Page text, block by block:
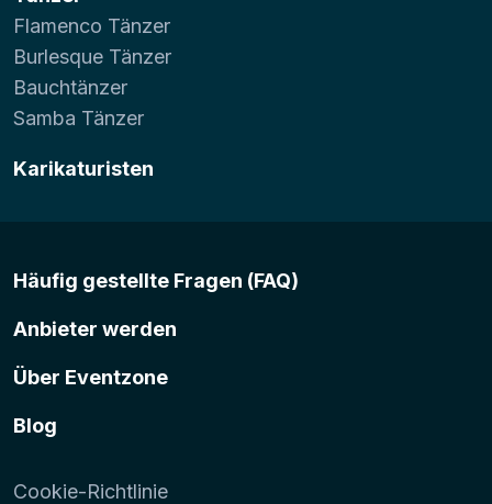
Flamenco Tänzer
Burlesque Tänzer
Bauchtänzer
Samba Tänzer
Karikaturisten
Häufig gestellte Fragen (FAQ)
Anbieter werden
Über Eventzone
Blog
Cookie-Richtlinie